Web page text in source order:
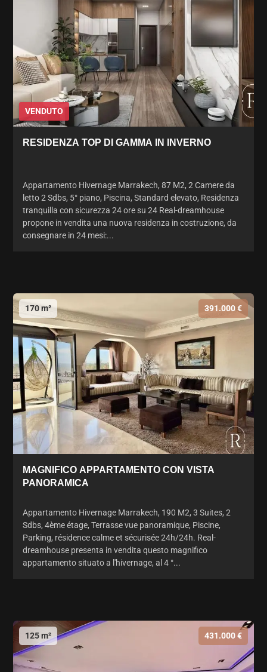
VENDUTO
RESIDENZA TOP DI GAMMA IN INVERNO
Appartamento Hivernage Marrakech, 87 M2, 2 Camere da
letto 2 Sdbs, 5° piano, Piscina, Standard elevato, Residenza
tranquilla con sicurezza 24 ore su 24 Real-dreamhouse
propone in vendita una nuova residenza in costruzione, da
consegnare in 24 mesi:...
170 m² 391.000 €
MAGNIFICO APPARTAMENTO CON VISTA
PANORAMICA
Appartamento Hivernage Marrakech, 190 M2, 3 Suites, 2
Sdbs, 4ème étage, Terrasse vue panoramique, Piscine,
Parking, résidence calme et sécurisée 24h/24h. Real-
dreamhouse presenta in vendita questo magnifico
appartamento situato a l'hivernage, al 4 °...
125 m² 431.000 €